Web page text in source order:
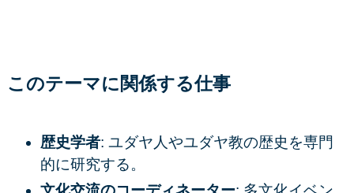
このテーマに関係する仕事
歴史学者: ユダヤ人やユダヤ教の歴史を専門
的に研究する。